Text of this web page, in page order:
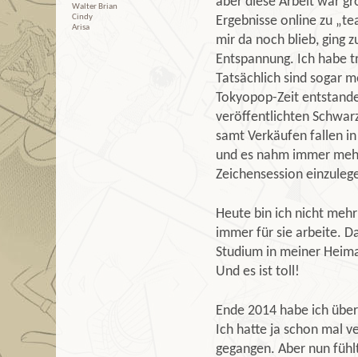
Walter Brian
Cindy
Arisa
Ergebnisse online zu
mir da noch blieb, ging
Entspannung. Ich habe
Tatsächlich sind sogar
Tokyopop-Zeit
veröffentlichten
samt Verkäufen fallen
und es nahm immer
Zeichensession
Heute bin ich nicht
immer für sie arbeite.
Studium in meiner
Und es ist toll!
Ende 2014 habe ich
Ich hatte ja schon mal
gegangen. Aber nun